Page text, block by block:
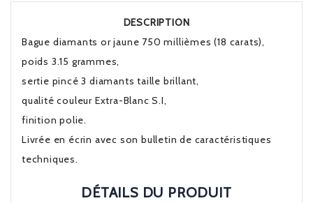
DESCRIPTION
Bague diamants or jaune 750 millièmes (18 carats),
poids 3.15 grammes,
sertie pincé 3 diamants taille brillant,
qualité couleur Extra-Blanc S.I,
finition polie.
Livrée en écrin avec son bulletin de caractéristiques
techniques.
DÉTAILS DU PRODUIT